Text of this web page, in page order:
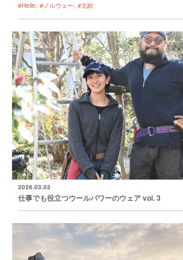
#Helle #ノルウェー #北欧
2026.03.03
仕事でも役立つウールパワーのウェア vol. 3